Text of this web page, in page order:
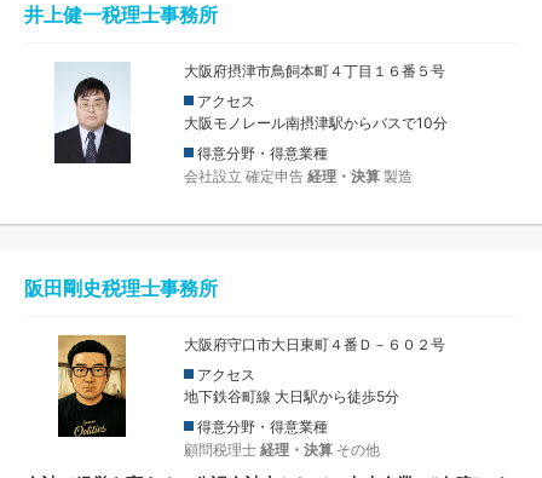
井上健一税理士事務所
大阪府摂津市鳥飼本町４丁目１６番５号
アクセス
大阪モノレール南摂津駅からバスで10分
得意分野・得意業種
会社設立 確定申告 経理・決算 製造
阪田剛史税理士事務所
大阪府守口市大日東町４番Ｄ－６０２号
アクセス
地下鉄谷町線 大日駅から徒歩5分
得意分野・得意業種
顧問税理士 経理・決算 その他